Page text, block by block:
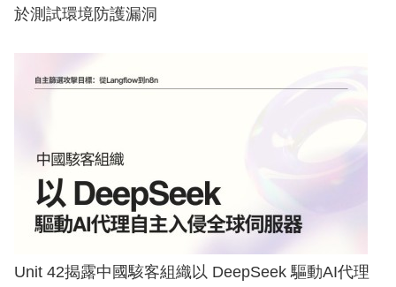
於測試環境防護漏洞
Unit 42揭露中國駭客組織以 DeepSeek 驅動AI代理